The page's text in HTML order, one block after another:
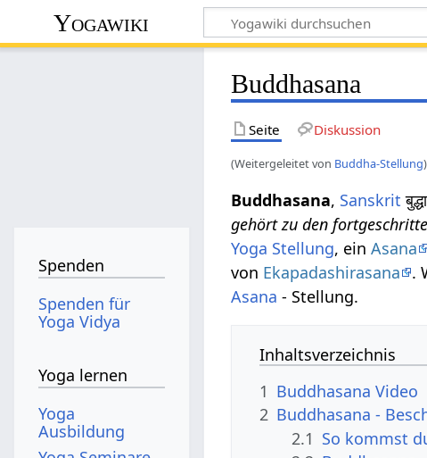
Yogawiki
Buddhasana
Seite Diskussion
(Weitergeleitet von Buddha-Stellung)
Buddhasana, Sanskrit
gehört zu den
Yoga Stellung, einAsana
von Ekapadashirasana .
Asana - Stellung.
Inhaltsverzeichnis
1 Buddhasana Video
2 Buddhasana -
2.1 So kommst
Spenden
Spenden für
Yoga Vidya
Yoga lernen
Yoga
Ausbildung